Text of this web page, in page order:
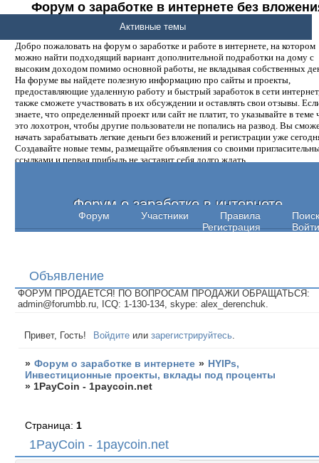
Форум о заработке в интернете без
денег.
Добро пожаловать на форум о заработке и работе в интернете, на котором
можно найти подходящий вариант дополнительной подработки на дому с
высоким доходом помимо основной работы, не вкладывая собственных
На форуме вы найдете полезную информацию про сайты и проекты,
предоставляющие удаленную работу и быстрый заработок в сети
также сможете участвовать в их обсуждении и оставлять свои отзывы.
знаете, что определенный проект или сайт не платит, то указывайте в теме
это лохотрон, чтобы другие пользователи не попались на развод. Вы
начать зарабатывать легкие деньги без вложений и регистрации уже
Создавайте новые темы, размещайте объявления со своими
ссылками и первая прибыль не заставит себя долго ждать.
Форум о заработке в интернете
Форум Участники Правила
Поиск
Регистрация
Войти
Активные темы
Объявление
ФОРУМ ПРОДАЕТСЯ! ПО ВОПРОСАМ ПРОДАЖИ ОБРАЩАТЬСЯ:
admin@forumbb.ru, ICQ: 1-130-134, skype: alex_derenchuk.
Привет, Гость! Войдите илизарегистрируйтесь
» Форум о заработке в интернете » HYIPs,
Инвестиционные проекты, вклады под проценты
»1PayCoin - 1paycoin.net
1PayCoin - 1paycoin.net
Страница: 1